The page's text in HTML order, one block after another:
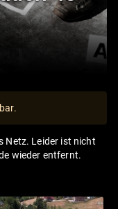
Netz. Leider ist nicht
wieder entfernt.